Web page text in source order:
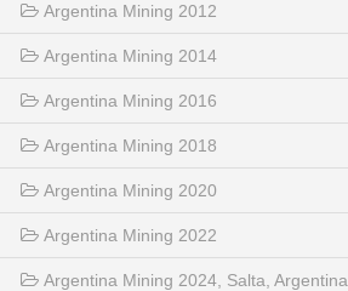
Argentina Mining 2012
Argentina Mining 2014
Argentina Mining 2016
Argentina Mining 2018
Argentina Mining 2020
Argentina Mining 2022
Argentina Mining 2024, Salta, Argentina.